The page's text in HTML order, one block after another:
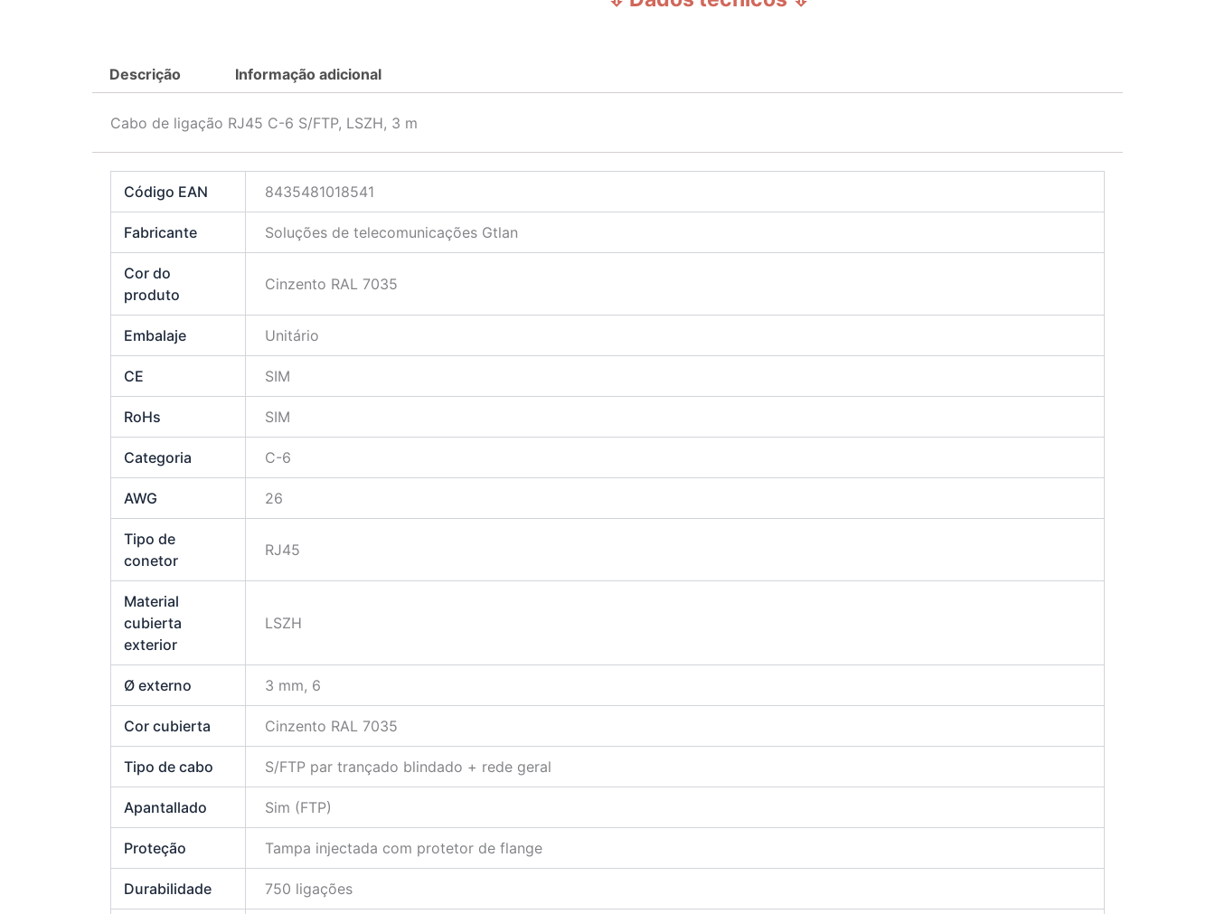
Descrição Informação adicional
Cabo de ligação RJ45 C-6 S/FTP, LSZH, 3 m
Código EAN 8435481018541
Fabricante Soluções de telecomunicações Gtlan
Cor do
produto
Cinzento RAL 7035
Embalaje Unitário
CE SIM
RoHs SIM
Categoria C-6
AWG 26
Tipo de
conetor
RJ45
Material
cubierta
exterior
LSZH
Ø externo 3 mm, 6
Cor cubierta Cinzento RAL 7035
Tipo de cabo S/FTP par trançado blindado + rede geral
Apantallado Sim (FTP)
Proteção Tampa injectada com protetor de flange
Durabilidade 750 ligações